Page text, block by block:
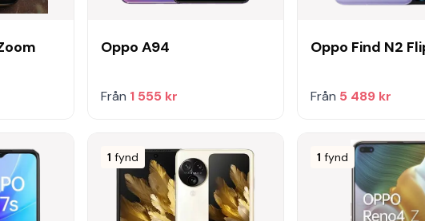
Oppo A94
Från 1 555 kr
Oppo Find N2
Från 5 489 kr
1 fynd 1 fynd